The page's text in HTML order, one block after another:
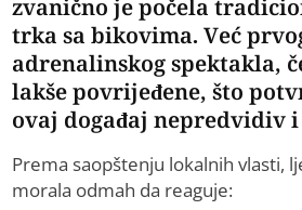
zvanično je počela
trka sa bikovima. Već
adrenalinskog spektakla,
lakše povrijeđene, što
ovaj događaj nepredvidiv i
Prema saopštenju lokalnih vlasti,
morala odmah da reaguje: